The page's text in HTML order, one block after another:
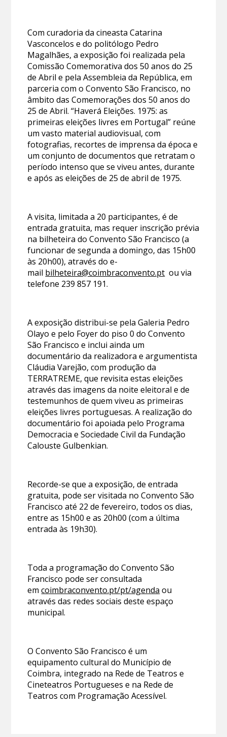
Com curadoria da cineasta Catarina
Vasconcelos e do politólogo Pedro
Magalhães, a exposição foi realizada pela
Comissão Comemorativa dos 50 anos do 25
de Abril e pela Assembleia da República, em
parceria com o Convento São Francisco, no
âmbito das Comemorações dos 50 anos do
25 de Abril. “Haverá Eleições. 1975: as
primeiras eleições livres em Portugal” reúne
um vasto material audiovisual, com
fotografias, recortes de imprensa da época e
um conjunto de documentos que retratam o
período intenso que se viveu antes, durante
e após as eleições de 25 de abril de 1975.
A visita, limitada a 20 participantes, é de
entrada gratuita, mas requer inscrição prévia
na bilheteira do Convento São Francisco (a
funcionar de segunda a domingo, das 15h00
às 20h00), através do e-
mail bilheteira@coimbraconvento.pt ou via
telefone 239 857 191.
A exposição distribui-se pela Galeria Pedro
Olayo e pelo Foyer do piso 0 do Convento
São Francisco e inclui ainda um
documentário da realizadora e argumentista
Cláudia Varejão, com produção da
TERRATREME, que revisita estas eleições
através das imagens da noite eleitoral e de
testemunhos de quem viveu as primeiras
eleições livres portuguesas. A realização do
documentário foi apoiada pelo Programa
Democracia e Sociedade Civil da Fundação
Calouste Gulbenkian.
Recorde-se que a exposição, de entrada
gratuita, pode ser visitada no Convento São
Francisco até 22 de fevereiro, todos os dias,
entre as 15h00 e as 20h00 (com a última
entrada às 19h30).
Toda a programação do Convento São
Francisco pode ser consultada
emcoimbraconvento.pt/pt/agenda ou
através das redes sociais deste espaço
municipal.
O Convento São Francisco é um
equipamento cultural do Município de
Coimbra, integrado na Rede de Teatros e
Cineteatros Portugueses e na Rede de
Teatros com Programação Acessível.